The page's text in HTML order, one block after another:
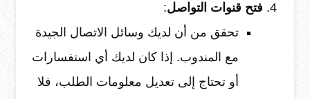
فتح قنوات التواصل:
تحقق من أن لديك وسائل الاتصال الجيدة
مع المندوب. إذا كان لديك أي استفسارات
أو تحتاج إلى تعديل معلومات الطلب، فلا